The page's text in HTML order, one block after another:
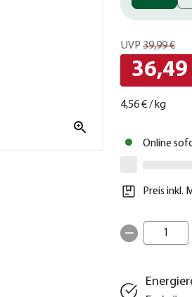
UVP 39,99 €
36,49
4,56 €/ kg
Online
Preis inkl.
1